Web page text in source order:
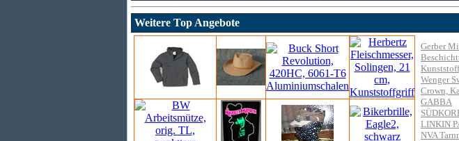
Weitere Top Angebote
Gerber
Wenger
Crown,
GABBA
LINKIN
NVA